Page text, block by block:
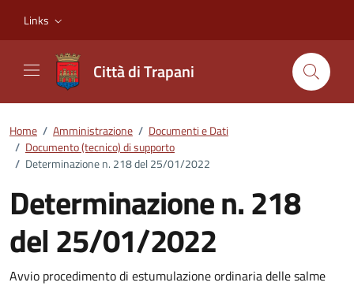
Links
Città di Trapani
Home / Amministrazione / Documenti e Dati
/ Documento (tecnico) di supporto
/ Determinazione n. 218 del 25/01/2022
Determinazione n. 218
del 25/01/2022
Dettagli del documento
Avvio procedimento di estumulazione ordinaria delle salme